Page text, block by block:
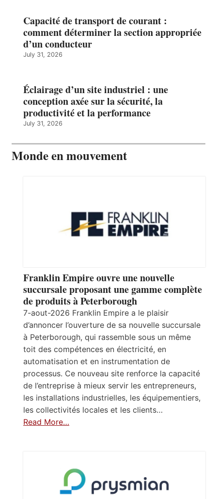
Capacité de transport de courant :
comment déterminer la section appropriée
d’un conducteur
July 31, 2026
Éclairage d’un site industriel : une
conception axée sur la sécurité, la
productivité et la performance
July 31, 2026
Monde en mouvement
Franklin Empire ouvre une nouvelle
succursale proposant une gamme complète
de produits à Peterborough
7-aout-2026 Franklin Empire a le plaisir
d’annoncer l’ouverture de sa nouvelle succursale
à Peterborough, qui rassemble sous un même
toit des compétences en électricité, en
automatisation et en instrumentation de
processus. Ce nouveau site renforce la capacité
de l’entreprise à mieux servir les entrepreneurs,
les installations industrielles, les équipementiers,
les collectivités locales et les clients…
Read More…